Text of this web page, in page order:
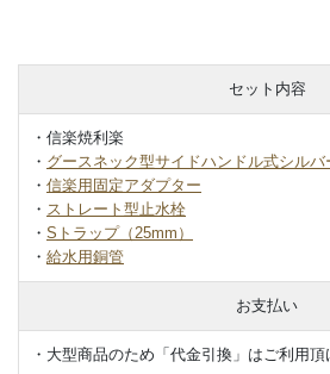
セット内容
・信楽焼利楽
・ グースネック型サイドハンドル式シルバ
・ 信楽用固定アダプター
・ ストレート型止水栓
・ Sトラップ（25mm）
・ 給水用銅管
お支払い
・大型商品のため「代金引換」はご利用頂